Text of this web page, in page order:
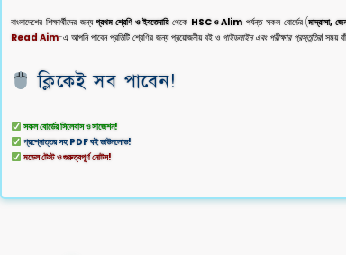
বাংলাদেশের শিক্ষার্থীদের জন্যপ্রথম শ্রেণি ও ইবতেদায়িথেকে HSC ও Alim পর্যন্ত সকল বোর্ডের (মাদ্রাসা,
Read Aim-এ আপনি পাবেন প্রতিটি শ্রেণির জন্য প্রয়োজনীয় বই ও গাইডলাইন এবং পরীক্ষার প্রস্তুতির। সময়
ক্লিকেই সব পাবেন!
সকল বোর্ডের সিলেবাস ও সাজেশন!
প্রশ্নোত্তর সহ PDF বই ডাউনলোড!
মডেল টেস্ট ও গুরুত্বপূর্ণ নোটস!